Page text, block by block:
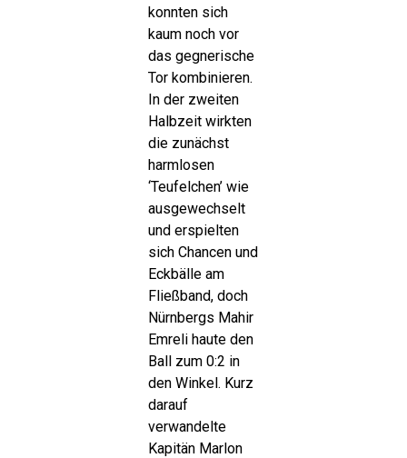
konnten sich
kaum noch vor
das gegnerische
Tor kombinieren.
In der zweiten
Halbzeit wirkten
die zunächst
harmlosen
‘Teufelchen’ wie
ausgewechselt
und erspielten
sich Chancen und
Eckbälle am
Fließband, doch
Nürnbergs Mahir
Emreli haute den
Ball zum 0:2 in
den Winkel. Kurz
darauf
verwandelte
Kapitän Marlon